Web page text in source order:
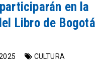
en la
Libro de Bogotá
CULTURA